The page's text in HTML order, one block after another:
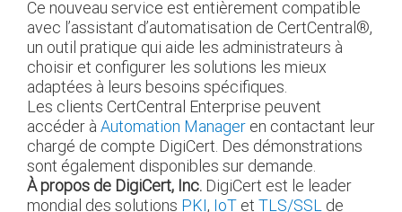
Ce nouveau service est entièrement compatible
avec l’assistant d’automatisation de CertCentral®,
un outil pratique qui aide les administrateurs à
choisir et configurer les solutions les mieux
adaptées à leurs besoins spécifiques.
Les clients CertCentral Enterprise peuvent
accéder à Automation Manager en contactant leur
chargé de compte DigiCert. Des démonstrations
sont également disponibles sur demande.
À propos de DigiCert, Inc. DigiCert est le leader
mondial des solutions PKI, IoT et TLS/SSL de